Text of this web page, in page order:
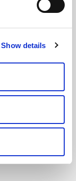
Show details